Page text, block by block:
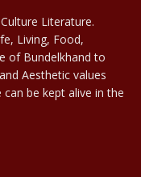
Literature.
Living, Food,
of Bundelkhand to
Aesthetic values
be kept alive in the